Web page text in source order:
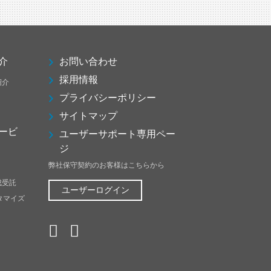
介
ビ
受託
マイズ
お問い合わせ
採用情報
プライバシーポリシー
サイトマップ
ユーザーサポート専用ペー
ジ
弊社保守契約のお客様はこちらから
ユーザーログイン